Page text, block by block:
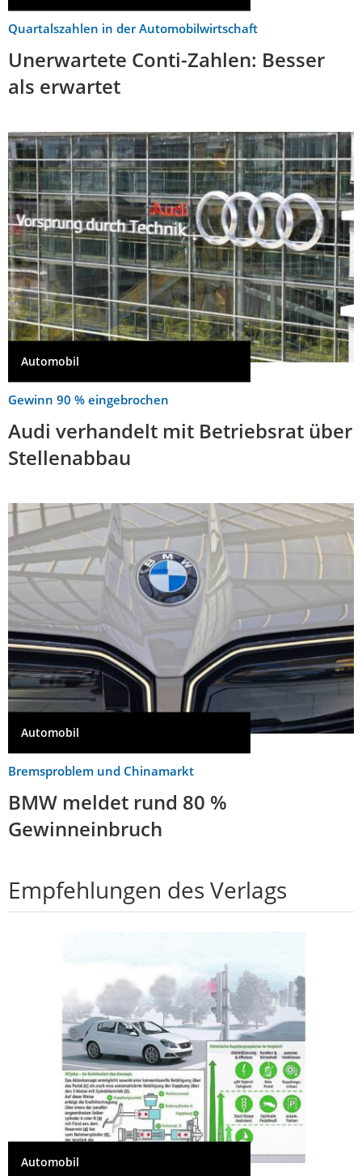
Quartalszahlen in der Automobilwirtschaft
Unerwartete Conti-Zahlen: Besser
als erwartet
Automobil
Gewinn 90 % eingebrochen
Audi verhandelt mit Betriebsrat über
Stellenabbau
Automobil
Bremsproblem und Chinamarkt
BMW meldet rund 80 %
Gewinneinbruch
Empfehlungen des Verlags
Automobil